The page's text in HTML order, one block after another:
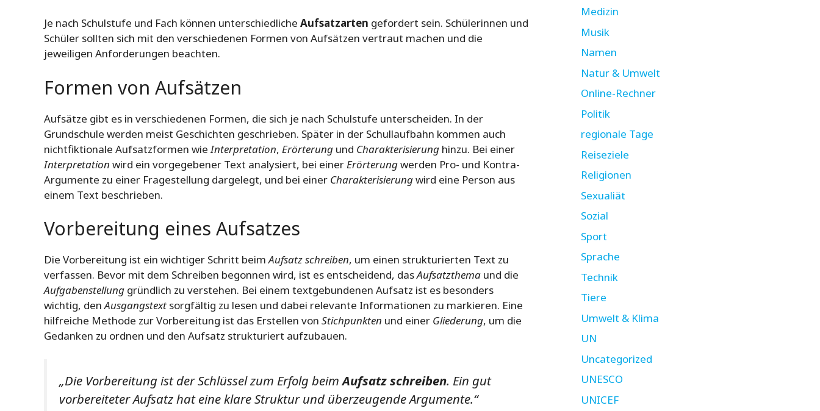
Je nach Schulstufe und Fach können unterschiedliche Aufsatzarten gefordert sein. Schülerinnen und
Schüler sollten sich mit den verschiedenen Formen von Aufsätzen vertraut machen und die
jeweiligen Anforderungen beachten.
Formen von Aufsätzen
Aufsätze gibt es in verschiedenen Formen, die sich je nach Schulstufe unterscheiden. In der
Grundschule werden meist Geschichten geschrieben. Später in der Schullaufbahn kommen auch
nichtfiktionale Aufsatzformen wieInterpretation, Erörterung und Charakterisierung hinzu. Bei einer
Interpretation wird ein vorgegebener Text analysiert, bei einerErörterungwerden Pro- und Kontra-
Argumente zu einer Fragestellung dargelegt, und bei einer Charakterisierungwird eine Person aus
einem Text beschrieben.
Vorbereitung eines Aufsatzes
Die Vorbereitung ist ein wichtiger Schritt beimAufsatz schreiben, um einen strukturierten Text zu
verfassen. Bevor mit dem Schreiben begonnen wird, ist es entscheidend, dasAufsatzthema und die
Aufgabenstellung gründlich zu verstehen. Bei einem textgebundenen Aufsatz ist es besonders
wichtig, denAusgangstext sorgfältig zu lesen und dabei relevante Informationen zu markieren. Eine
hilfreiche Methode zur Vorbereitung ist das Erstellen von Stichpunkten und einer Gliederung, um die
Gedanken zu ordnen und den Aufsatz strukturiert aufzubauen.
„Die Vorbereitung ist der Schlüssel zum Erfolg beimAufsatz schreiben. Ein gut
vorbereiteter Aufsatz hat eine klare Struktur und überzeugende Argumente.“
Medizin
Musik
Namen
Natur & Umwelt
Online-Rechner
Politik
regionale Tage
Reiseziele
Religionen
Sexualiät
Sozial
Sport
Sprache
Technik
Tiere
Umwelt & Klima
UN
Uncategorized
UNESCO
UNICEF